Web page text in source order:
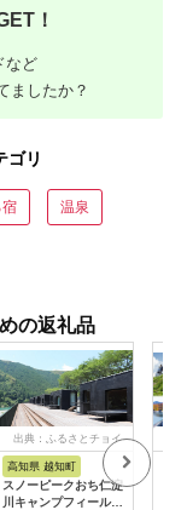
！
など
ましたか？
ゴリ
温泉
の返礼品
出典：ふるさとチョイ
高知県 越知町
スノーピークおち仁淀
川キャンプフィールド